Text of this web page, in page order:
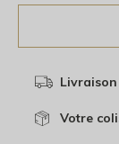
Votre